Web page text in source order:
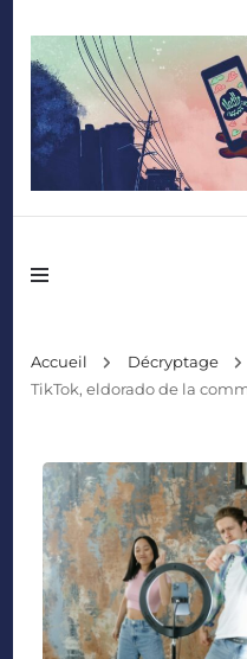
Accueil Décryptage
TikTok, eldorado de la